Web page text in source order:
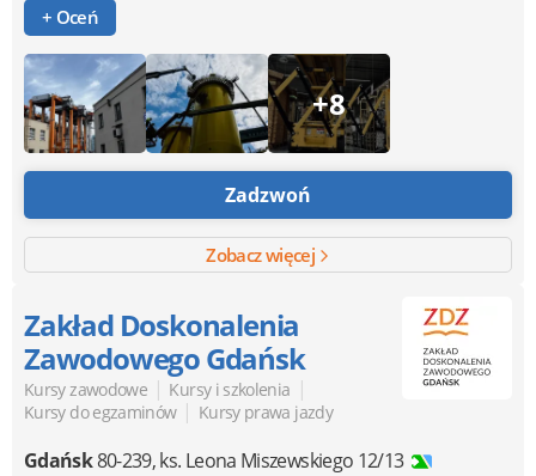
+ Oceń
+8
Zadzwoń
Zobacz więcej
Zakład Doskonalenia
Zawodowego Gdańsk
Kursy zawodowe | Kursy i szkolenia |
Kursy do egzaminów | Kursy prawa jazdy
Gdańsk80-239,ks. Leona Miszewskiego 12/13